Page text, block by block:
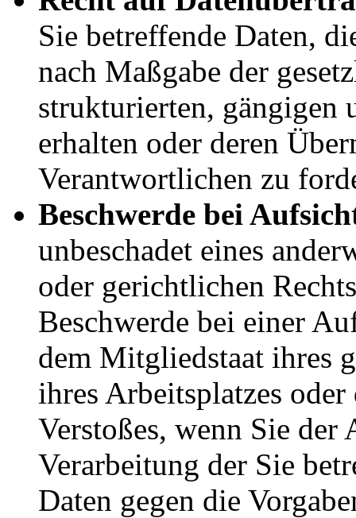
Sie betreffende Daten,
nach Maßgabe der
strukturierten, gängigen
erhalten oder deren
Verantwortlichen zu
Beschwerde bei
unbeschadet eines
oder gerichtlichen
Beschwerde bei einer
dem Mitgliedstaat ihres
ihres Arbeitsplatzes
Verstoßes, wenn Sie der
Verarbeitung der Sie
Daten gegen die